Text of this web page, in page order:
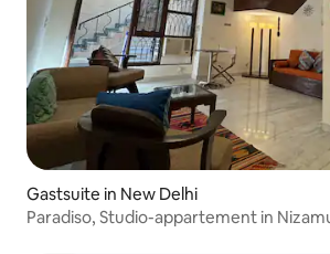
Gastsuite in New Delhi
Paradiso, Studio-appartement in